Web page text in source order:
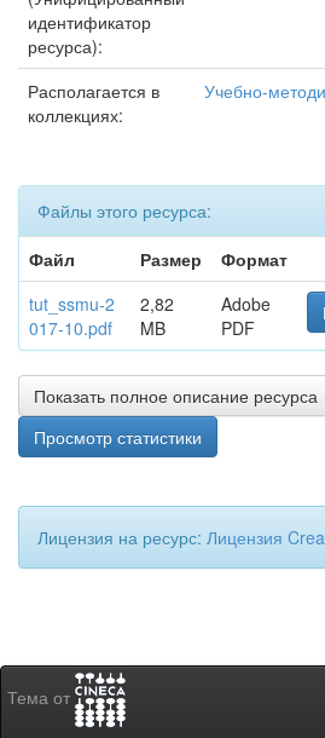
идентификатор
ресурса):
Располагается в
коллекциях:
Учебно-
Файлы этого ресурса:
Файл
Размер
Формат
tut_ssmu-2
017-10.pdf
2,82
MB
Adobe
PDF
Показать полное описание ресурса
Просмотр статистики
Лицензия на ресурс: Лицензия
Тема от